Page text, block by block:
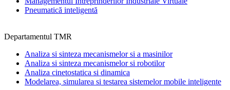
Pneumatică inteligentă
Departamentul TMR
Analiza si sinteza mecanismelor si a masinilor
Analiza si sinteza mecanismelor si robotilor
Analiza cinetostatica si dinamica
Modelarea, simularea si testarea sistemelor mobile inteligente